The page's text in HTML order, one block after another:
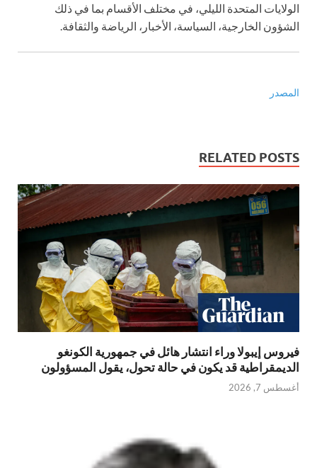
الولايات المتحدة الليلي، في مختلف الأقسام بما في ذلك
الشؤون الخارجية، السياسة، الأخبار، الرياضة والثقافة.
المصدر
RELATED POSTS
فيروس إيبولا وراء انتشار هائل في جمهورية الكونغو
الديمقراطية قد يكون في حالة تحول، يقول المسؤولون
أغسطس 7, 2026